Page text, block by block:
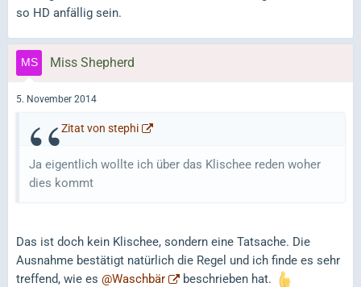
so HD anfällig sein.
Miss Shepherd
5. November 2014
Zitat von stephi
Ja eigentlich wollte ich über das Klischee reden woher
dies kommt
Das ist doch kein Klischee, sondern eine Tatsache. Die
Ausnahme bestätigt natürlich die Regel und ich finde es sehr
treffend, wie es @Waschbär
beschrieben hat.